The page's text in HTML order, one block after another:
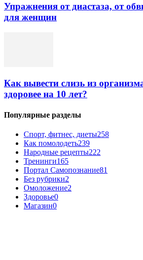
Упражнения от диастаза, от
для женщин
Как вывести слизь из
здоровее на 10 лет?
Популярные разделы
Спорт, фитнес, диеты258
Как помолодеть239
Народные рецепты222
Тренинги165
Портал Самопознание81
Без рубрики2
Омоложение2
Здоровье0
Магазин0